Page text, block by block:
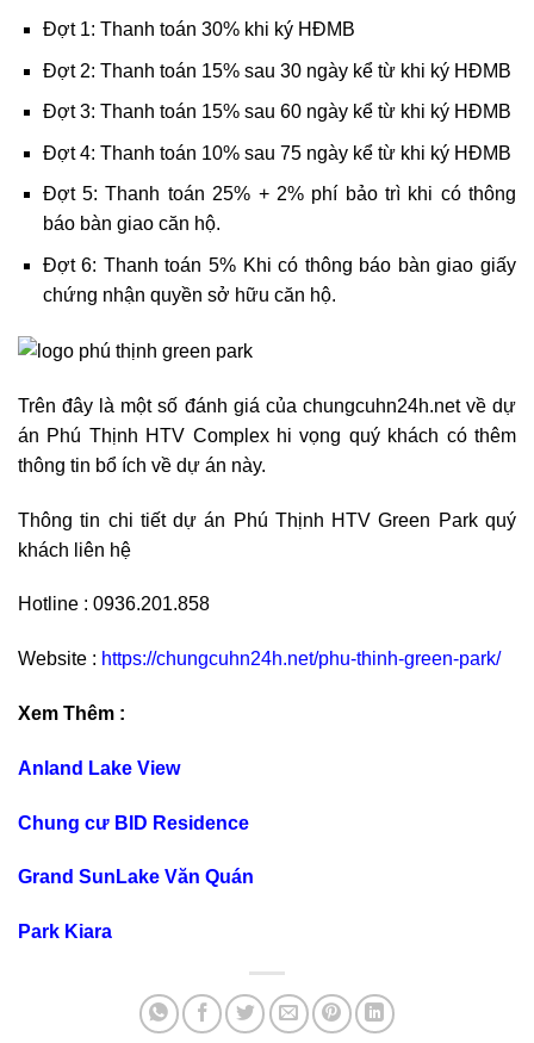
Đợt 1: Thanh toán 30% khi ký HĐMB
Đợt 2: Thanh toán 15% sau 30 ngày kể từ khi ký HĐMB
Đợt 3: Thanh toán 15% sau 60 ngày kể từ khi ký HĐMB
Đợt 4: Thanh toán 10% sau 75 ngày kể từ khi ký HĐMB
Đợt 5: Thanh toán 25% + 2% phí bảo trì khi có thông
báo bàn giao căn hộ.
Đợt 6: Thanh toán 5% Khi có thông báo bàn giao giấy
chứng nhận quyền sở hữu căn hộ.
Trên đây là một số đánh giá của chungcuhn24h.net về dự
án Phú Thịnh HTV Complex hi vọng quý khách có thêm
thông tin bổ ích về dự án này.
Thông tin chi tiết dự án Phú Thịnh HTV Green Park quý
khách liên hệ
Hotline : 0936.201.858
Website : https://chungcuhn24h.net/phu-thinh-green-park/
Xem Thêm :
Anland Lake View
Chung cư BID Residence
Grand SunLake Văn Quán
Park Kiara